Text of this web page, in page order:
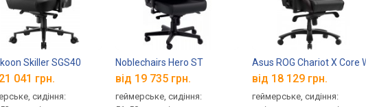
Skiller SGS40
041 грн.
сидіння:
Noblechairs Hero ST
від 19 735 грн.
геймерське, сидіння:
Asus ROG Chariot X Core
від 18 129 грн.
геймерське, сидіння: